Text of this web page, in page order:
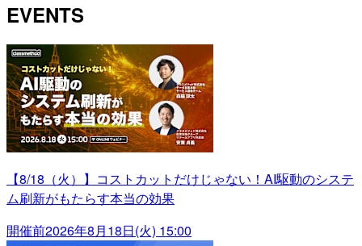
EVENTS
【8/18（火）】コストカットだけじゃない！AI駆動のシステ
ム刷新がもたらす本当の効果
開催前2026年8月18日(火) 15:00